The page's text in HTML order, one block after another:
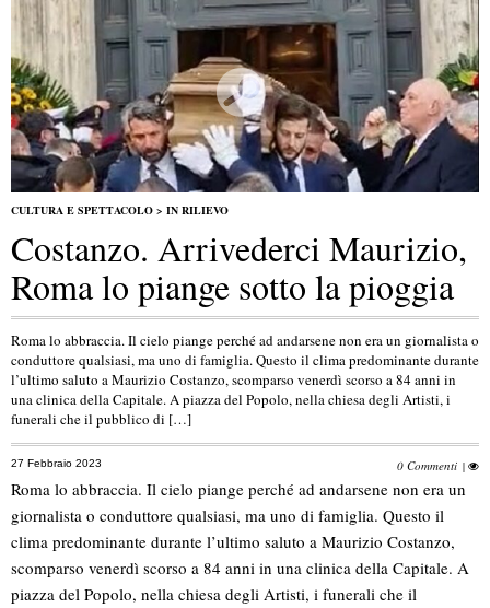
CULTURA E SPETTACOLO > IN RILIEVO
Costanzo. Arrivederci Maurizio,
Roma lo piange sotto la pioggia
Roma lo abbraccia. Il cielo piange perché ad andarsene non era un giornalista o
conduttore qualsiasi, ma uno di famiglia. Questo il clima predominante durante
l’ultimo saluto a Maurizio Costanzo, scomparso venerdì scorso a 84 anni in
una clinica della Capitale. A piazza del Popolo, nella chiesa degli Artisti, i
funerali che il pubblico di […]
27 Febbraio 2023 0 Commenti |
Roma lo abbraccia. Il cielo piange perché ad andarsene non era un
giornalista o conduttore qualsiasi, ma uno di famiglia. Questo il
clima predominante durante l’ultimo saluto a Maurizio Costanzo,
scomparso venerdì scorso a 84 anni in una clinica della Capitale. A
piazza del Popolo, nella chiesa degli Artisti, i funerali che il